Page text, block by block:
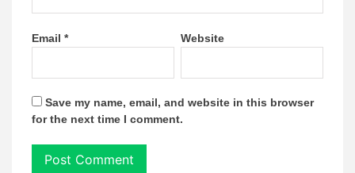
Email * Website
Save my name, email, and website in this browser
for the next time I comment.